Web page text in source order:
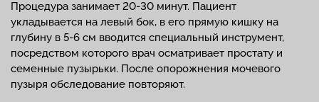
Процедура занимает 20-30 минут. Пациент
укладывается на левый бок, в его прямую кишку на
глубину в 5-6 см вводится специальный инструмент,
посредством которого врач осматривает простату и
семенные пузырьки. После опорожнения мочевого
пузыря обследование повторяют.